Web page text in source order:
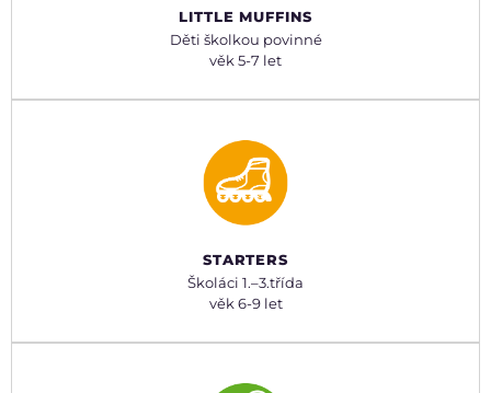
LITTLE MUFFINS
Děti školkou povinné
věk 5-7 let
STARTERS
Školáci 1.–⁠3.třída
věk 6-9 let